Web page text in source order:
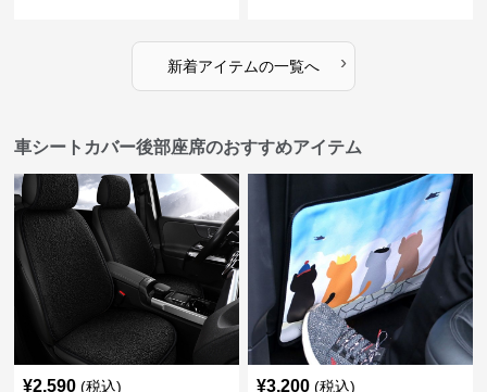
新着アイテムの一覧へ ›
車シートカバー後部座席のおすすめアイテム
¥2,590 (税込) ¥3,200 (税込)